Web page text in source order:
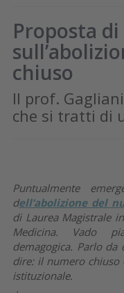
Proposta
chiuso
Il prof.
che si tratti di
Puntualmente
dell’abolizione del
di Laurea Magistrale
Medicina. Vado
demagogica. Parlo
dire: il numero chiuso
istituzionale.